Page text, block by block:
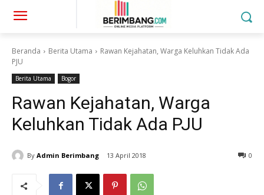
Beranda Berita Utama
Rawan Kejahatan, Warga Keluhkan Tidak Ada
PJU
Berita Utama Bogor
Rawan Kejahatan, Warga
Keluhkan Tidak Ada PJU
By Admin Berimbang 13 April 2018 0